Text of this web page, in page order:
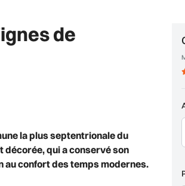
de
la plus septentrionale du
décorée, qui a conservé son
au confort des temps modernes.